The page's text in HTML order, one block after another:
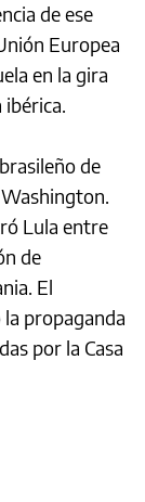
de ese
Europea
en la gira
de
Lula entre
de
El
propaganda
por la Casa